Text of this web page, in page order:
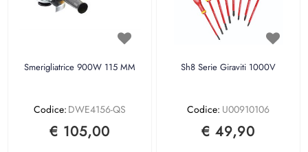
Smerigliatrice 900W 115 MM
Codice: DWE4156-QS
€ 105,00
Sh8 Serie Giraviti 1000V
Codice: U00910106
€ 49,90